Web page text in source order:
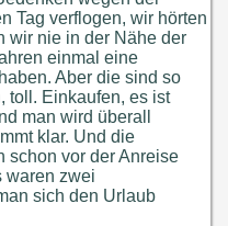
Tag verflogen, wir hörten
wir nie in der Nähe der
einmal eine
Aber die sind so
toll. Einkaufen, es ist
man wird überall
klar. Und die
schon vor der Anreise
waren zwei
sich den Urlaub